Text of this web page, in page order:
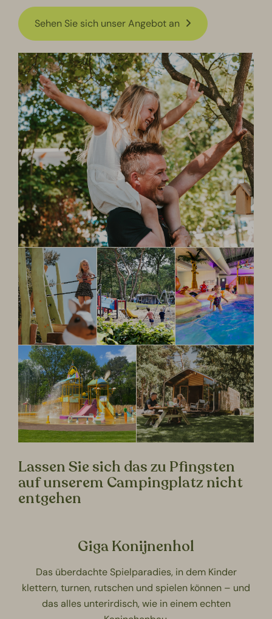
Sehen Sie sich unser Angebot an
Lassen Sie sich das zu Pfingsten
auf unserem Campingplatz nicht
entgehen
Giga Konijnenhol
Das überdachte Spielparadies, in dem Kinder
klettern, turnen, rutschen und spielen können – und
das alles unterirdisch, wie in einem echten